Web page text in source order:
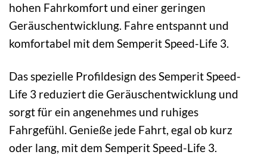
hohen Fahrkomfort und einer geringen
Geräuschentwicklung. Fahre entspannt und
komfortabel mit dem Semperit Speed-Life 3.
Das spezielle Profildesign des Semperit Speed-
Life 3 reduziert die Geräuschentwicklung und
sorgt für ein angenehmes und ruhiges
Fahrgefühl. Genieße jede Fahrt, egal ob kurz
oder lang, mit dem Semperit Speed-Life 3.